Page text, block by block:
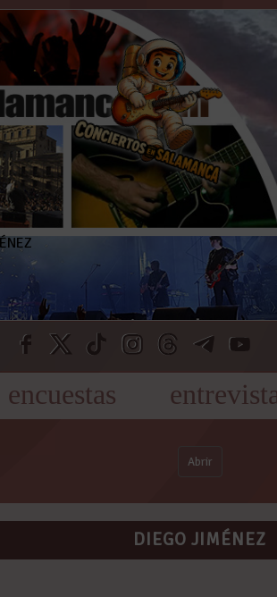
encuestas
Abrir
DIEGO JIMÉNEZ